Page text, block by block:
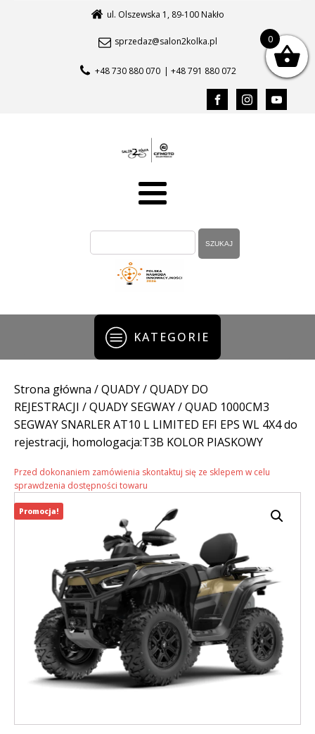
ul. Olszewska 1, 89-100 Nakło
sprzedaz@salon2kolka.pl
+48 730 880 070 | +48 791 880 072
KATEGORIE
Strona główna /QUADY/QUADY DO
REJESTRACJI /QUADY SEGWAY/ QUAD 1000CM3
SEGWAY SNARLER AT10 L LIMITED EFI EPS WL 4X4 do
rejestracji, homologacja:T3B KOLOR PIASKOWY
Przed dokonaniem zamówienia skontaktuj się ze sklepem w celu
sprawdzenia dostępności towaru
Promocja!
0